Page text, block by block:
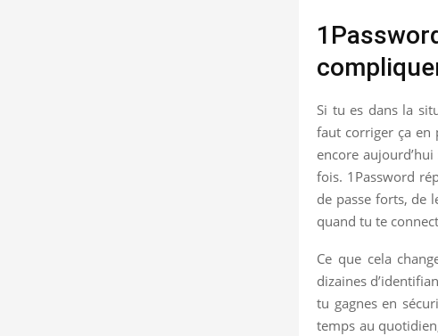
Si tu es dans la
faut corriger ça en
encore
fois. 1Password
de passe forts, de
quand tu te
Ce que cela
dizaines
tu gagnes en
temps au